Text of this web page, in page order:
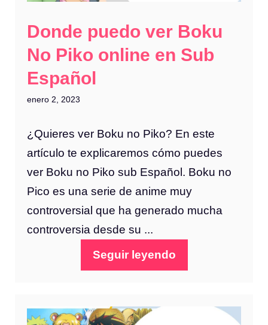
Donde puedo ver Boku
No Piko online en Sub
Español
enero 2, 2023
¿Quieres ver Boku no Piko? En este
artículo te explicaremos cómo puedes
ver Boku no Piko sub Español. Boku no
Pico es una serie de anime muy
controversial que ha generado mucha
controversia desde su ...
Seguir leyendo